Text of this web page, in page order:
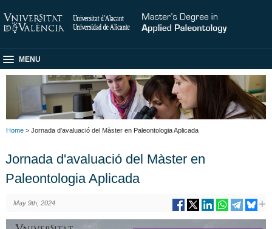
MENU
Home > Jornada d'avaluació del Màster en Paleontologia Aplicada
Jornada d'avaluació del Màster en
Paleontologia Aplicada
May 9th, 2024